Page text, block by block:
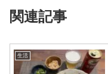
関連記事
生活